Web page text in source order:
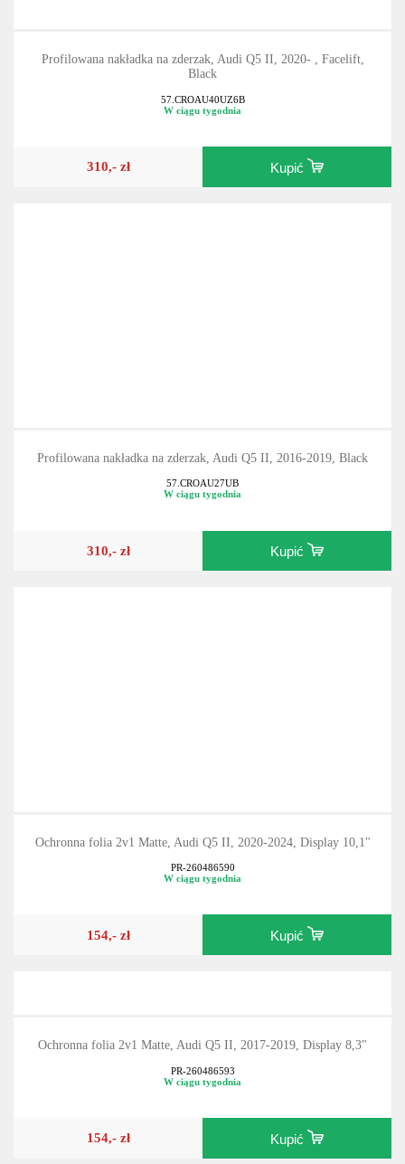
Profilowana nakładka na zderzak, Audi Q5 II, 2020- , Facelift,
Black
57.CROAU40UZ6B
W ciągu tygodnia
310,- zł Kupić
Profilowana nakładka na zderzak, Audi Q5 II, 2016-2019, Black
57.CROAU27UB
W ciągu tygodnia
310,- zł Kupić
Ochronna folia 2v1 Matte, Audi Q5 II, 2020-2024, Display 10,1"
PR-260486590
W ciągu tygodnia
154,- zł Kupić
Ochronna folia 2v1 Matte, Audi Q5 II, 2017-2019, Display 8,3"
PR-260486593
W ciągu tygodnia
154,- zł Kupić